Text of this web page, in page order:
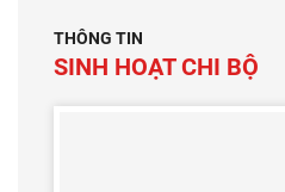
THÔNG TIN
SINH HOẠT CHI BỘ